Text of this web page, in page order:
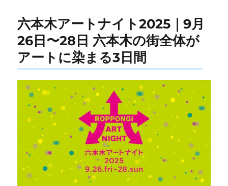
六本木アートナイト2025｜9月
26日〜28日 六本木の街全体が
アートに染まる3日間